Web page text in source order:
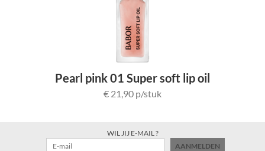
Pearl pink 01 Super soft lip oil
€ 21,90 p/stuk
WIL JIJ E-MAIL ?
AANMELDEN